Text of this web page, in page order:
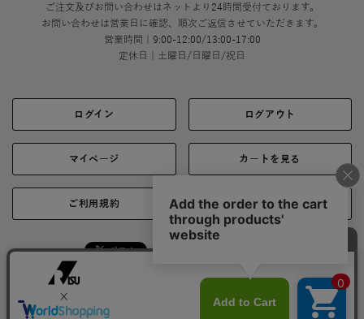
ご注文及びお問い合わせはネットより24時間受付ております。
お問い合わせは営業日に確認、順次ご返信させていただきます。
営業時間｜9:00-12:00/13:00-17:00
定休日｜土曜日/日曜日/祝日
ログイン ログアウト
マイページ カートを見る
ご利用規約 ご利用ガイド
プライバシーポリシー